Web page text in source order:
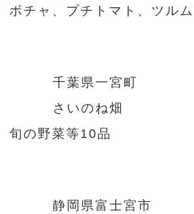
ボチャ、プチトマト、ツル
千葉県一宮町
さいのね畑
旬の野菜等10品
静岡県富士宮市